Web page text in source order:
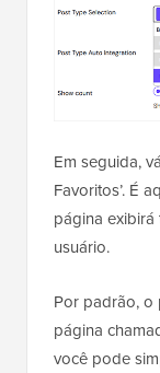
Em seguida,
Favoritos’. É
página
usuário.
Por padrão, o
página
você pode